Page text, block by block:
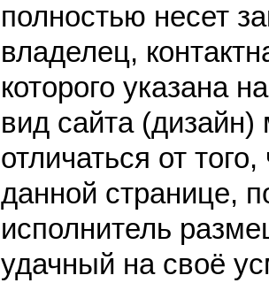
полностью несет
владелец,
которого указана
вид сайта (дизайн)
отличаться от
данной странице,
исполнитель
удачный на своё